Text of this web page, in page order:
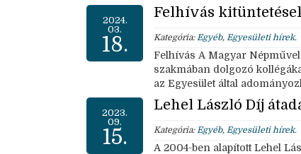
2024.
03.
18.
Felhívás
Kategória:Egyéb, Egyesületi hírek.
Felhívás A Magyar
szakmában dolgozó
az Egyesület által
2023.
09.
15.
Lehel László Díj
Kategória:Egyéb, Egyesületi hírek.
A 2004-ben alapított Lehel